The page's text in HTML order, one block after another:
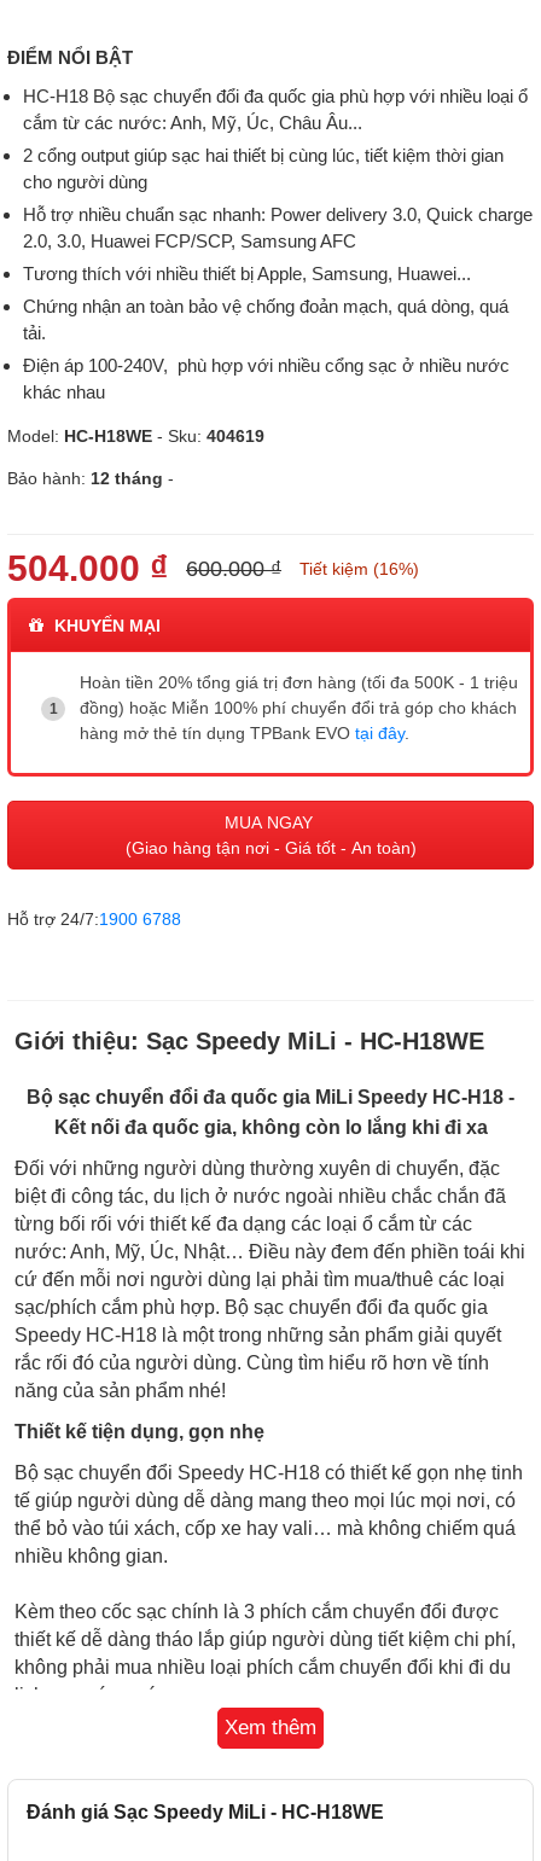
ĐIỂM NỔI BẬT
HC-H18 Bộ sạc chuyển đổi đa quốc gia phù hợp với nhiều loại ổ
cắm từ các nước: Anh, Mỹ, Úc, Châu Âu...
2 cổng output giúp sạc hai thiết bị cùng lúc, tiết kiệm thời gian
cho người dùng
Hỗ trợ nhiều chuẩn sạc nhanh: Power delivery 3.0, Quick charge
2.0, 3.0, Huawei FCP/SCP, Samsung AFC
Tương thích với nhiều thiết bị Apple, Samsung, Huawei...
Chứng nhận an toàn bảo vệ chống đoản mạch, quá dòng, quá
tải.
Điện áp 100-240V, phù hợp với nhiều cổng sạc ở nhiều nước
khác nhau
Model: HC-H18WE - Sku: 404619
Bảo hành: 12 tháng -
504.000 ₫ 600.000 ₫ Tiết kiệm (16%)
KHUYẾN MẠI
Hoàn tiền 20% tổng giá trị đơn hàng (tối đa 500K - 1 triệu
đồng) hoặc Miễn 100% phí chuyển đổi trả góp cho khách
hàng mở thẻ tín dụng TPBank EVO tại đây.
MUA NGAY
(Giao hàng tận nơi - Giá tốt - An toàn)
Hỗ trợ 24/7:1900 6788
Giới thiệu: Sạc Speedy MiLi - HC-H18WE
Bộ sạc chuyển đổi đa quốc gia MiLi Speedy HC-H18 -
Kết nối đa quốc gia, không còn lo lắng khi đi xa
Đối với những người dùng thường xuyên di chuyển, đặc
biệt đi công tác, du lịch ở nước ngoài nhiều chắc chắn đã
từng bối rối với thiết kế đa dạng các loại ổ cắm từ các
nước: Anh, Mỹ, Úc, Nhật… Điều này đem đến phiền toái khi
cứ đến mỗi nơi người dùng lại phải tìm mua/thuê các loại
sạc/phích cắm phù hợp. Bộ sạc chuyển đổi đa quốc gia
Speedy HC-H18 là một trong những sản phẩm giải quyết
rắc rối đó của người dùng. Cùng tìm hiểu rõ hơn về tính
năng của sản phẩm nhé!
Thiết kế tiện dụng, gọn nhẹ
Bộ sạc chuyển đổi Speedy HC-H18 có thiết kế gọn nhẹ tinh
tế giúp người dùng dễ dàng mang theo mọi lúc mọi nơi, có
thể bỏ vào túi xách, cốp xe hay vali… mà không chiếm quá
nhiều không gian.
Kèm theo cốc sạc chính là 3 phích cắm chuyển đổi được
thiết kế dễ dàng tháo lắp giúp người dùng tiết kiệm chi phí,
không phải mua nhiều loại phích cắm chuyển đổi khi đi du
lịch qua các nước.
Xem thêm
Đánh giá Sạc Speedy MiLi - HC-H18WE